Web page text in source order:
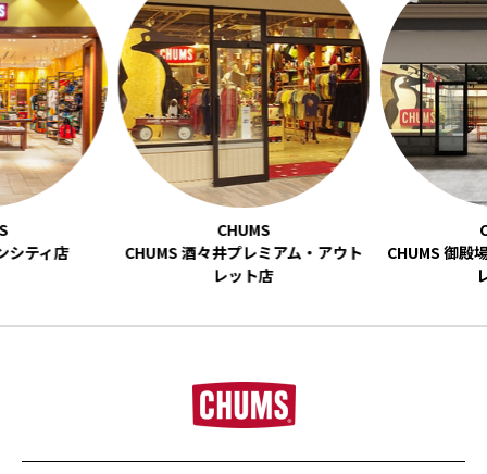
シティ店
CHUMS 酒々井プレミアム・アウト
レット店
CHUMS 御殿